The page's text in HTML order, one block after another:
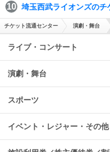
埼玉西武ライオンズのチ
チケット流通センター 演劇・舞台
ライブ・コンサート
演劇・舞台
スポーツ
イベント・レジャー・その他